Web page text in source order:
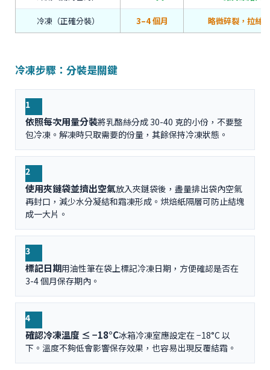
冷凍（正確分裝） 3–4 個月 略微碎裂，拉絲
冷凍步驟：分裝是關鍵
1
依照每次用量分裝將乳酪絲分成 30-40 克的小份，不要整
包冷凍。解凍時只取需要的份量，其餘保持冷凍狀態。
2
使用夾鏈袋並擠出空氣放入夾鏈袋後，盡量排出袋內空氣
再封口，減少水分凝結和霜凍形成。烘焙紙隔層可防止結塊
成一大片。
3
標記日期用油性筆在袋上標記冷凍日期，方便確認是否在
3-4 個月保存期內。
4
確認冷凍溫度 ≤ −18°C冰箱冷凍室應設定在 −18°C 以
下。溫度不夠低會影響保存效果，也容易出現反覆結霜。